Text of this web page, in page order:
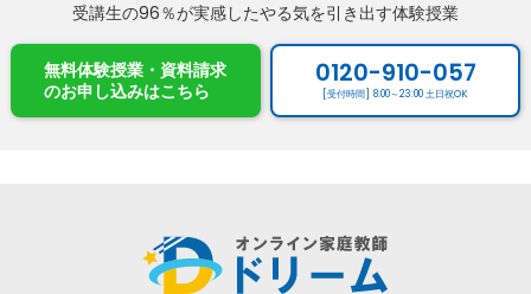
受講生の96％が実感したやる気を引き出す体験授業
無料体験授業・資料請求
のお申し込みはこちら
0120-910-057
[受付時間] 8:00～23:00 土日祝OK